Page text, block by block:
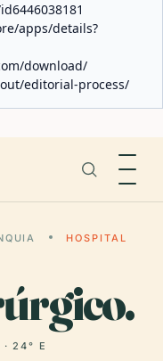
apps/details?
download/
editorial-process/
HOSPITAL
24° E